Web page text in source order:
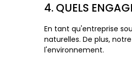
4. QUELS
En tant qu'entreprise
naturelles. De plus,
l'environnement.